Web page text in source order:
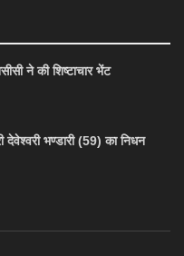
ने की शिष्टाचार भेंट
देवेश्वरी भण्डारी (59) का निधन